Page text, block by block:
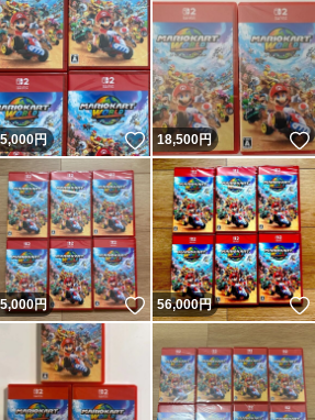
ね！
円 いいね！
18,500円
いね！
円 いいね！
56,000円